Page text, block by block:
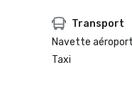
Transport
Navette aéroport
Taxi